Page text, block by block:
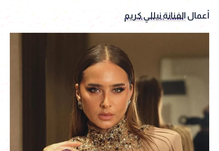
أعمال الفنانة نيللي كريم